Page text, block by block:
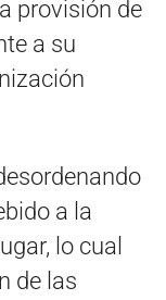
provisión de
a su
a la
lo cual
de las